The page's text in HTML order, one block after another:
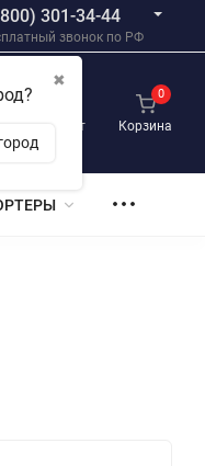
✖
301-34-44
звонок по РФ
кабинет Корзина
0